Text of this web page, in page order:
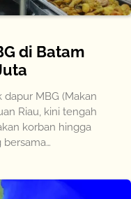
di Batam
MBG (Makan
Riau, kini tengah
korban hingga
bersama…